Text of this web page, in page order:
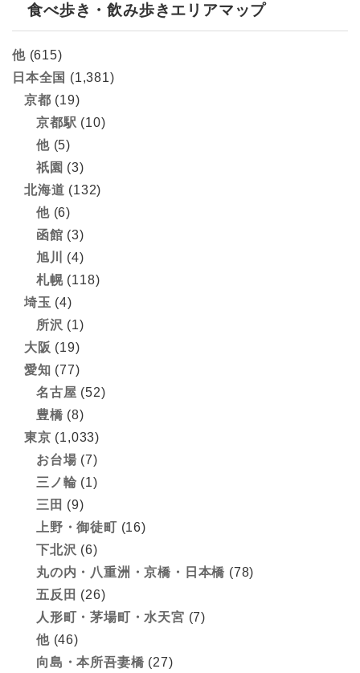
食べ歩き・飲み歩きエリアマップ
他(615)
日本全国 (1,381)
京都 (19)
京都駅 (10)
他(5)
祇園 (3)
北海道 (132)
他(6)
函館 (3)
旭川
(4)
札幌(118)
埼玉 (4)
所沢 (1)
大阪 (19)
愛知 (77)
名古屋 (52)
豊橋 (8)
東京 (1,033)
お台場 (7)
三ノ輪 (1)
三田 (9)
上野・御徒町 (16)
下北沢 (6)
丸の内・八重洲・京橋・日本橋 (78)
五反田 (26)
人形町・茅場町・水天宮 (7)
他(46)
向島・本所吾妻橋 (27)